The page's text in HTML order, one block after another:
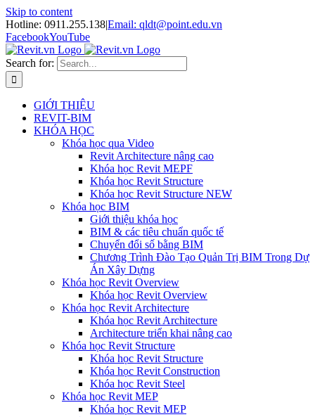
Skip to content
Hotline: 0911.255.138|Email: qldt@point.edu.vn
FacebookYouTube
Search for:
GIỚI THIỆU
REVIT-BIM
KHÓA HỌC
Khóa học qua Video
Revit Architecture nâng cao
Khóa học Revit MEPF
Khóa học Revit Structure
Khóa học Revit Structure NEW
Khóa học BIM
Giới thiệu khóa học
BIM & các tiêu chuẩn quốc tế
Chuyển đổi số bằng BIM
Chương Trình Đào Tạo Quản Trị BIM Trong Dự
Án Xây Dựng
Khóa học Revit Overview
Khóa học Revit Overview
Khóa học Revit Architecture
Khóa học Revit Architecture
Architecture triển khai nâng cao
Khóa học Revit Structure
Khóa học Revit Structure
Khóa học Revit Construction
Khóa học Revit Steel
Khóa học Revit MEP
Khóa học Revit MEP